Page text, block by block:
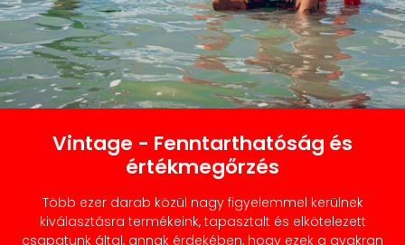
Vintage - Fenntarthatóság és
értékmegőrzés
Több ezer darab közül nagy figyelemmel kerülnek
kiválasztásra termékeink, tapasztalt és elkötelezett
csapatunk által, annak érdekében, hogy ezek a gyakran